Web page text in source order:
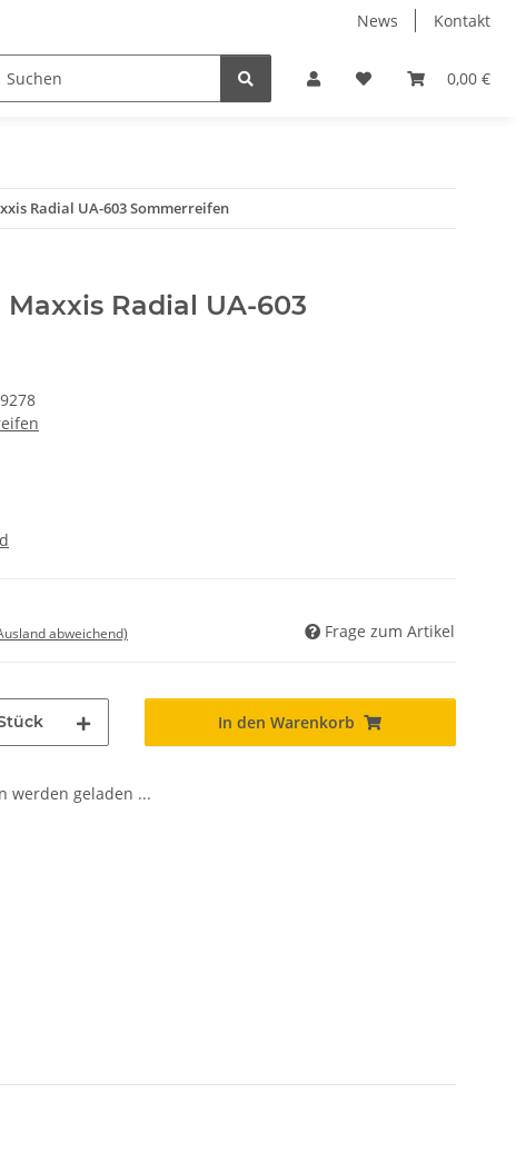
News Kontakt
0,00 €
% Restposten % Zentrierringe
Radial UA-603 Sommerreifen
Maxxis Radial UA-603
abweichend) Frage zum Artikel
In den Warenkorb
werden geladen ...